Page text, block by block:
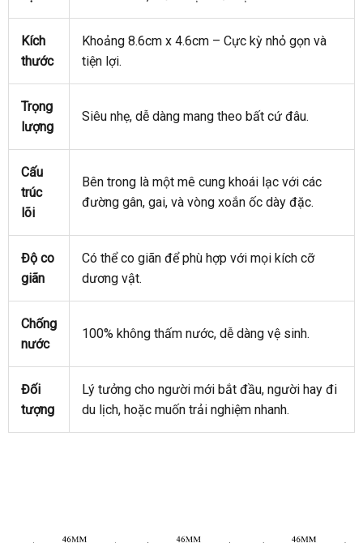
Kích
thước
Khoảng 8.6cm x 4.6cm – Cực kỳ nhỏ gọn Đài
và
tiện lợi.
Trọng
lượng
Siêu nhẹlắp
, dễ dàng mang theo chiết
bất cứ đâu.
Cấu
trúc
lõi
Trung
Quốc
Bên trong là một mê cung khoái lạc phụ
kiện
với Úc
các
đường gântrung
, gainhập
, bảo
và vòng xoắn ốc dày đặc.
Độ co
giãn
Có thể co giãn đẹp
để phù hợp Úc
với địa
mọi kích cỡ
dương vật.
Chống
nước
100% không thấm nướccung
, dễ dàng vệ sinh.
Đối
tượng
Lý tưởng cho người mới bắt đầuđịa
chỉ
, người hay đi
du lịchkhuyến
mãi
, thống
kê
hoặc muốn trải nghiệm nhanh.